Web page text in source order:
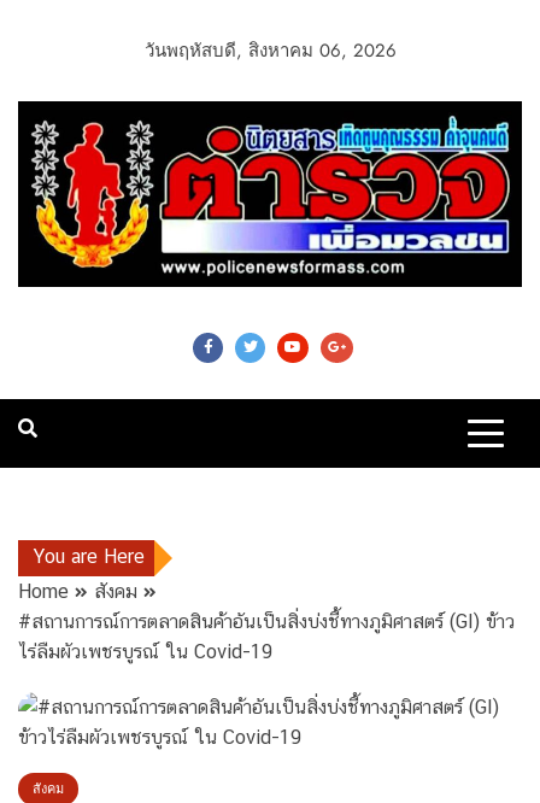
วันพฤหัสบดี, สิงหาคม 06, 2026
Police News For
Mass
You are Here
Home
สังคม
#สถานการณ์การตลาดสินค้าอันเป็นสิ่งบ่งชี้ทางภูมิศาสตร์ (GI) ข้าว
ไร่ลืมผัวเพชรบูรณ์ ใน Covid-19
สังคม